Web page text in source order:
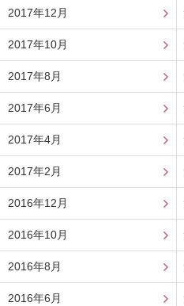
2017年12月
2017年10月
2017年8月
2017年6月
2017年4月
2017年2月
2016年12月
2016年10月
2016年8月
2016年6月